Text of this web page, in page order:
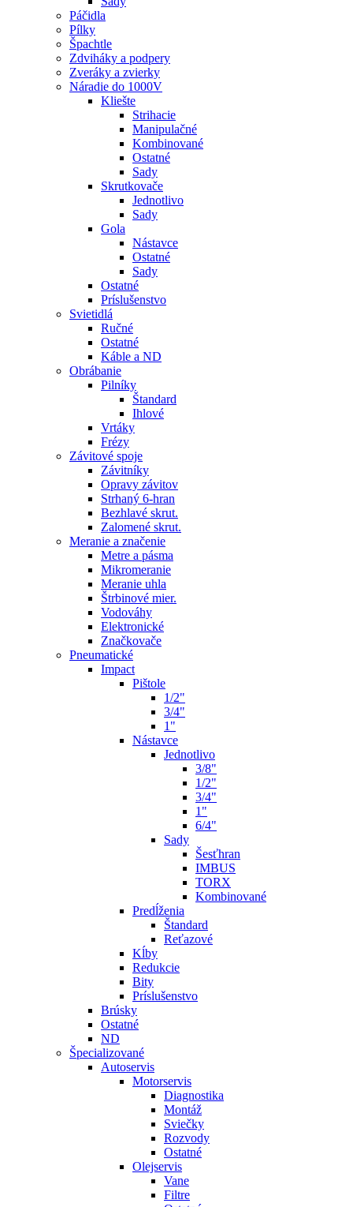
Páčidla
Pílky
Špachtle
Zdviháky a podpery
Zveráky a zvierky
Náradie do 1000V
Kliešte
Strihacie
Manipulačné
Kombinované
Ostatné
Sady
Skrutkovače
Jednotlivo
Sady
Gola
Nástavce
Ostatné
Sady
Ostatné
Príslušenstvo
Svietidlá
Ručné
Ostatné
Káble a ND
Obrábanie
Pilníky
Štandard
Ihlové
Vrtáky
Frézy
Závitové spoje
Závitníky
Opravy závitov
Strhaný 6-hran
Bezhlavé skrut.
Zalomené skrut.
Meranie a značenie
Metre a pásma
Mikromeranie
Meranie uhla
Štrbinové mier.
Vodováhy
Elektronické
Značkovače
Pneumatické
Impact
Pištole
1/2"
3/4"
1"
Nástavce
Jednotlivo
3/8"
1/2"
3/4"
1"
6/4"
Sady
Šesťhran
IMBUS
TORX
Kombinované
Predĺženia
Štandard
Reťazové
Kĺby
Redukcie
Bity
Príslušenstvo
Brúsky
Ostatné
ND
Špecializované
Autoservis
Motorservis
Diagnostika
Montáž
Sviečky
Rozvody
Ostatné
Olejservis
Vane
Filtre